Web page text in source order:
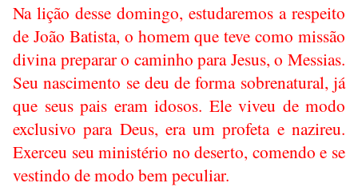
Na lição desse domingo, estudaremos a respeito
de João Batista, o homem que teve como missão
divina preparar o caminho para Jesus, o Messias.
Seu nascimento se deu de forma sobrenatural, já
que seus pais eram idosos. Ele viveu de modo
exclusivo para Deus, era um profeta e nazireu.
Exerceu seu ministério no deserto, comendo e se
vestindo de modo bem peculiar.